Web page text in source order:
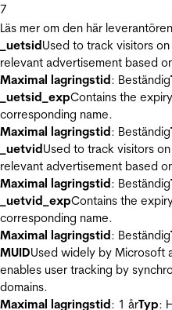
7
Läs mer om den här leverantören
_uetsidUsed to track visitors
relevant advertisement based
Maximal lagringstid: Beständig
_uetsid_expContains the
corresponding name.
Maximal lagringstid: Beständig
_uetvidUsed to track visitors
relevant advertisement based
Maximal lagringstid: Beständig
_uetvid_expContains the
corresponding name.
Maximal lagringstid: Beständig
MUIDUsed widely by Microsoft
enables user tracking by
domains.
Maximal lagringstid: 1 årTyp: